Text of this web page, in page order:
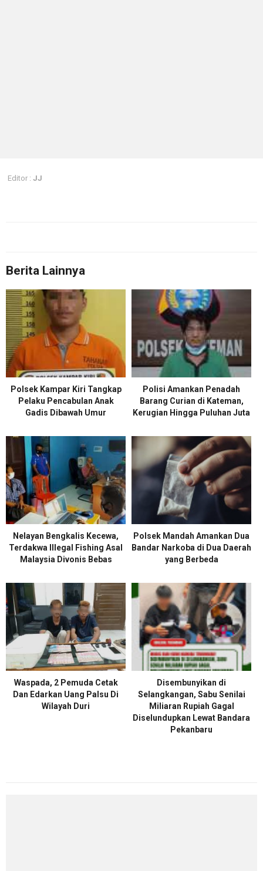
Editor : JJ
Berita Lainnya
Polsek Kampar Kiri Tangkap
Pelaku Pencabulan Anak
Gadis Dibawah Umur
Polisi Amankan Penadah
Barang Curian di Kateman,
Kerugian Hingga Puluhan Juta
Nelayan Bengkalis Kecewa,
Terdakwa Illegal Fishing Asal
Malaysia Divonis Bebas
Polsek Mandah Amankan Dua
Bandar Narkoba di Dua Daerah
yang Berbeda
Waspada, 2 Pemuda Cetak
Dan Edarkan Uang Palsu Di
Wilayah Duri
Disembunyikan di
Selangkangan, Sabu Senilai
Miliaran Rupiah Gagal
Diselundupkan Lewat Bandara
Pekanbaru